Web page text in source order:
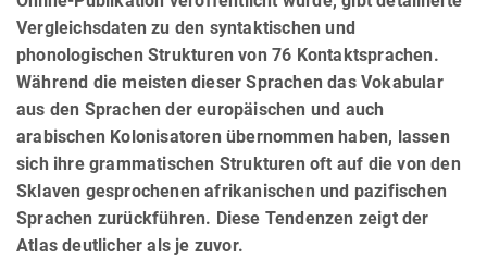
Vergleichsdaten zu den syntaktischen und
phonologischen Strukturen von 76 Kontaktsprachen.
Während die meisten dieser Sprachen das Vokabular
aus den Sprachen der europäischen und auch
arabischen Kolonisatoren übernommen haben, lassen
sich ihre grammatischen Strukturen oft auf die von den
Sklaven gesprochenen afrikanischen und pazifischen
Sprachen zurückführen. Diese Tendenzen zeigt der
Atlas deutlicher als je zuvor.